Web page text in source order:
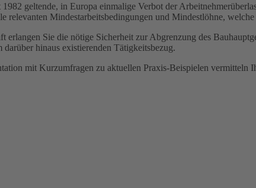
geltende, in Europa einmalige Verbot der
Mindestarbeitsbedingungen und Mindestlöhne,
erlangen Sie die nötige Sicherheit zur Abgrenzung des
hinaus existierenden Tätigkeitsbezug.
mit Kurzumfragen zu aktuellen Praxis-Beispielen vermitteln